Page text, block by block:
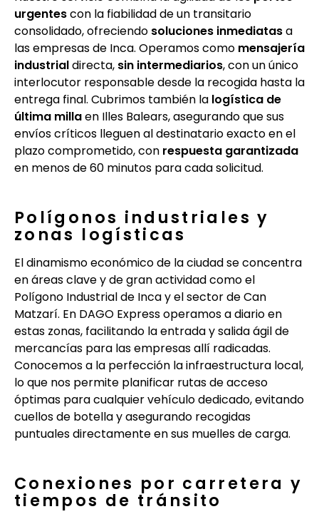
urgentescon la fiabilidad de un transitario
consolidado, ofreciendo soluciones inmediatasa
las empresas de Inca. Operamos como mensajería
industrialdirecta, sin intermediarios, con un único
interlocutor responsable desde la recogida hasta la
entrega final. Cubrimos también la logística de
última millaen Illes Balears, asegurando que sus
envíos críticos lleguen al destinatario exacto en el
plazo comprometido, con respuesta garantizada
en menos de 60 minutos para cada solicitud.
Polígonos industriales y
zonas logísticas
El dinamismo económico de la ciudad se concentra
en áreas clave y de gran actividad como el
Polígono Industrial de Inca y el sector de Can
Matzarí. En DAGO Express operamos a diario en
estas zonas, facilitando la entrada y salida ágil de
mercancías para las empresas allí radicadas.
Conocemos a la perfección la infraestructura local,
lo que nos permite planificar rutas de acceso
óptimas para cualquier vehículo dedicado, evitando
cuellos de botella y asegurando recogidas
puntuales directamente en sus muelles de carga.
Conexiones por carretera y
tiempos de tránsito